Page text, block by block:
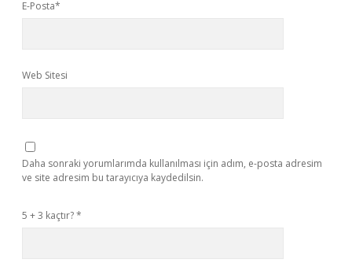
E-Posta*
Web Sitesi
Daha sonraki yorumlarımda kullanılması için adım, e-posta adresim
ve site adresim bu tarayıcıya kaydedilsin.
5 + 3 kaçtır?*